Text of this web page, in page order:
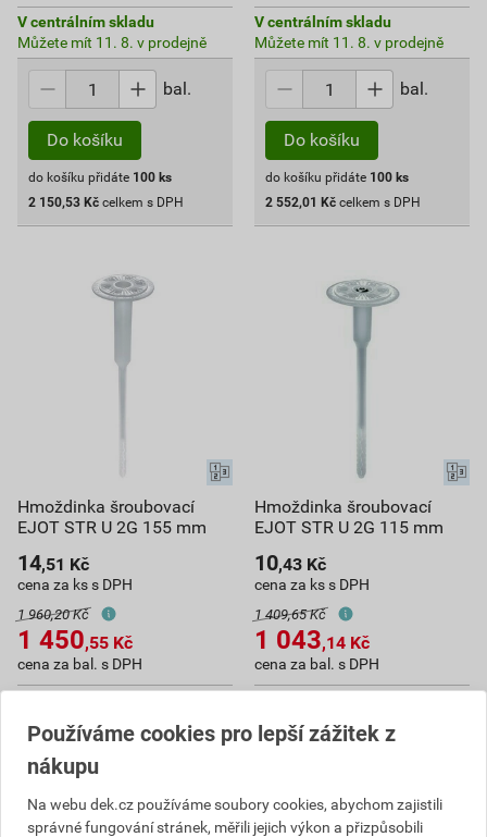
V centrálním skladu
Můžete mít 11. 8. v prodejně
bal.
Do košíku
do košíku přidáte 100 ks
2 150,53 Kč celkem s DPH
V centrálním skladu
Můžete mít 11. 8. v prodejně
bal.
Do košíku
do košíku přidáte 100 ks
2 552,01 Kč celkem s DPH
Hmoždinka šroubovací
EJOT STR U 2G 155 mm
14,51 Kč
cena za ks s DPH
1 960,20 Kč
1 450,55 Kč
cena za bal. s DPH
Dostupné jen v (10) prodejnách
Poptat
Hmoždinka šroubovací
EJOT STR U 2G 115 mm
10,43 Kč
cena za ks s DPH
1 409,65 Kč
1 043,14 Kč
cena za bal. s DPH
Dostupné jen v (11) prodejnách
Poptat
Používáme cookies pro lepší zážitek z
nákupu
Na webu dek.cz používáme soubory cookies, abychom zajistili
správné fungování stránek, měřili jejich výkon a přizpůsobili